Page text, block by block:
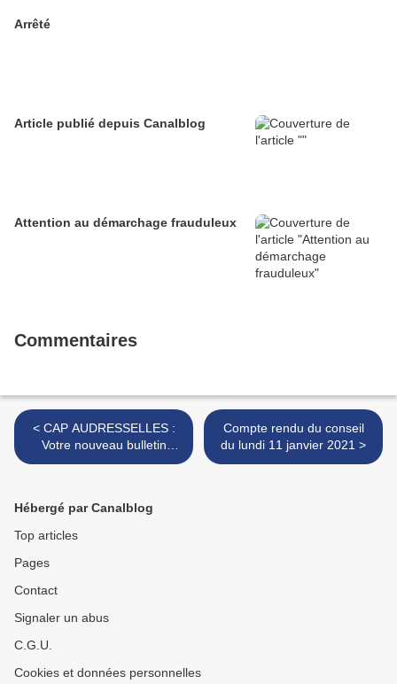
Arrêté
Article publié depuis Canalblog
Attention au démarchage frauduleux
Commentaires
< CAP AUDRESSELLES :
Votre nouveau bulletin
municipal
Compte rendu du conseil
du lundi 11 janvier 2021 >
Hébergé par Canalblog
Top articles
Pages
Contact
Signaler un abus
C.G.U.
Cookies et données personnelles